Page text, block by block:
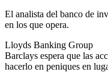
El analista del banco de
en los que opera.
Lloyds Banking Group
Barclays espera que las
hacerlo en peniques en